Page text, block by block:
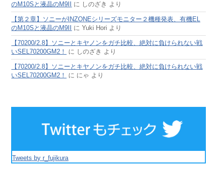
のM10Sと液晶のM9II
に しのざき より
【第２章】ソニーがINZONEシリーズモニター２機種発表、有機EL
のM10Sと液晶のM9II
にYuki Hori より
【70200/2.8】ソニーとキヤノンをガチ比較、絶対に負けられない戦
いSEL70200GM2！
に しのざき より
【70200/2.8】ソニーとキヤノンをガチ比較、絶対に負けられない戦
いSEL70200GM2！
に にゃ より
Tweets by r_fujikura